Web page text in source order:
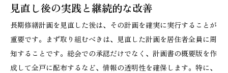
見直し後の実践と継続的な改善
長期修繕計画を見直した後は、その計画を確実に実行することが
重要です。まず取り組むべきは、見直した計画を居住者全員に周
知することです。総会での承認だけでなく、計画書の概要版を作
成して全戸に配布するなど、情報の透明性を確保します。特に、